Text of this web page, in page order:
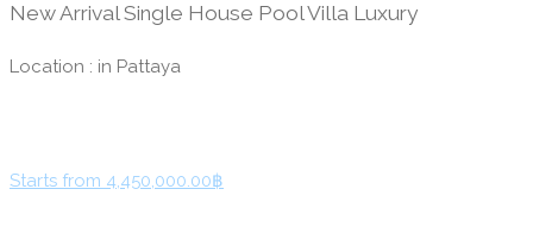
New Arrival Single House Pool Villa Luxury
Location : in Pattaya
Starts from 4,450,000.00฿